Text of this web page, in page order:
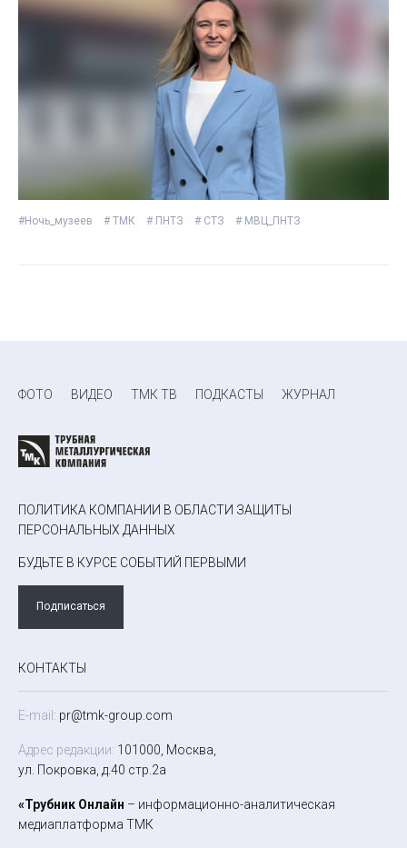
#Ночь_музеев # ТМК # ПНТЗ # СТЗ # МВЦ_ПНТЗ
ФОТО ВИДЕО ТМК ТВ ПОДКАСТЫ ЖУРНАЛ
ПОЛИТИКА КОМПАНИИ В ОБЛАСТИ ЗАЩИТЫ
ПЕРСОНАЛЬНЫХ ДАННЫХ
БУДЬТЕ В КУРСЕ СОБЫТИЙ ПЕРВЫМИ
Подписаться
КОНТАКТЫ
E-mail: pr@tmk-group.com
Адрес редакции: 101000, Москва,
ул. Покровка, д.40 стр.2а
«Трубник Онлайн – информационно-аналитическая
медиаплатформа ТМК